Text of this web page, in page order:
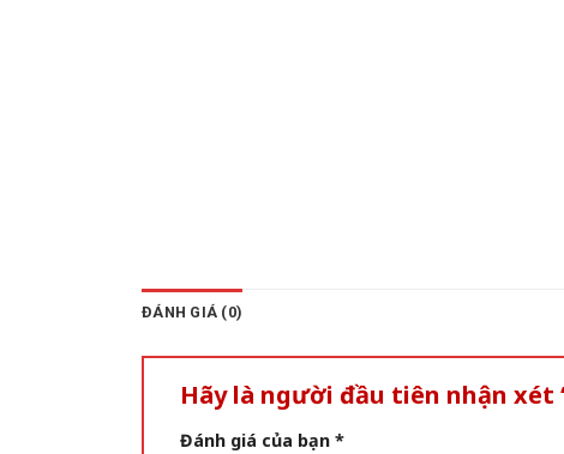
ĐÁNH GIÁ (0)
Hãy là người đầu tiên nhận xét
Đánh giá của bạn *